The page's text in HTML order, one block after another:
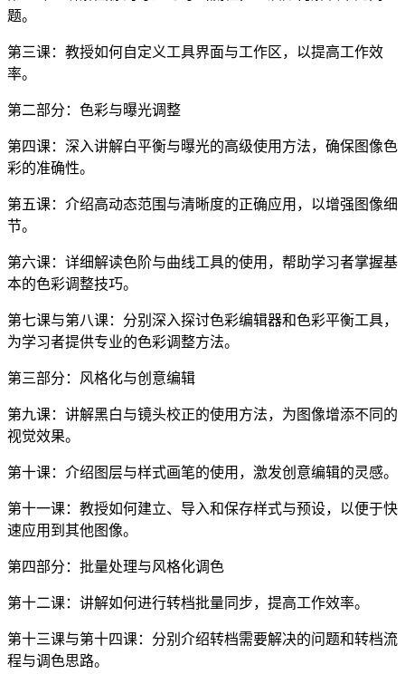
题。
第三课：教授如何自定义工具界面与工作区，以提高工作效
率。
第二部分：色彩与曝光调整
第四课：深入讲解白平衡与曝光的高级使用方法，确保图像色
彩的准确性。
第五课：介绍高动态范围与清晰度的正确应用，以增强图像细
节。
第六课：详细解读色阶与曲线工具的使用，帮助学习者掌握基
本的色彩调整技巧。
第七课与第八课：分别深入探讨色彩编辑器和色彩平衡工具，
为学习者提供专业的色彩调整方法。
第三部分：风格化与创意编辑
第九课：讲解黑白与镜头校正的使用方法，为图像增添不同的
视觉效果。
第十课：介绍图层与样式画笔的使用，激发创意编辑的灵感。
第十一课：教授如何建立、导入和保存样式与预设，以便于快
速应用到其他图像。
第四部分：批量处理与风格化调色
第十二课：讲解如何进行转档批量同步，提高工作效率。
第十三课与第十四课：分别介绍转档需要解决的问题和转档流
程与调色思路。